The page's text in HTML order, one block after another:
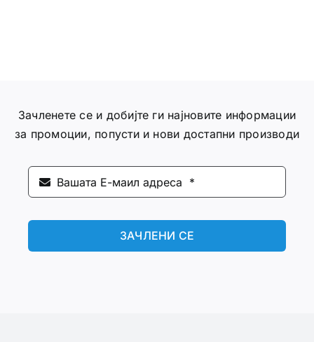
Зачленете се и добијте ги најновите информации
за промоции, попусти и нови достапни производи
ЗАЧЛЕНИ СЕ